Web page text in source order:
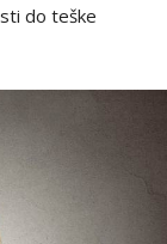
do teške